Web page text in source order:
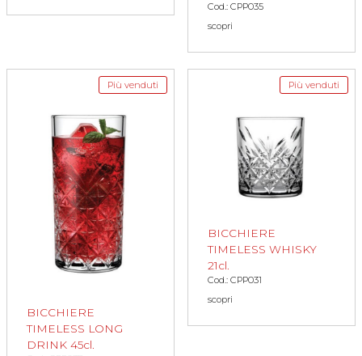
Cod.: CPP035
scopri
Più venduti
BICCHIERE
TIMELESS LONG
DRINK 45cl.
Più venduti
BICCHIERE
TIMELESS WHISKY
21cl.
Cod.: CPP031
scopri